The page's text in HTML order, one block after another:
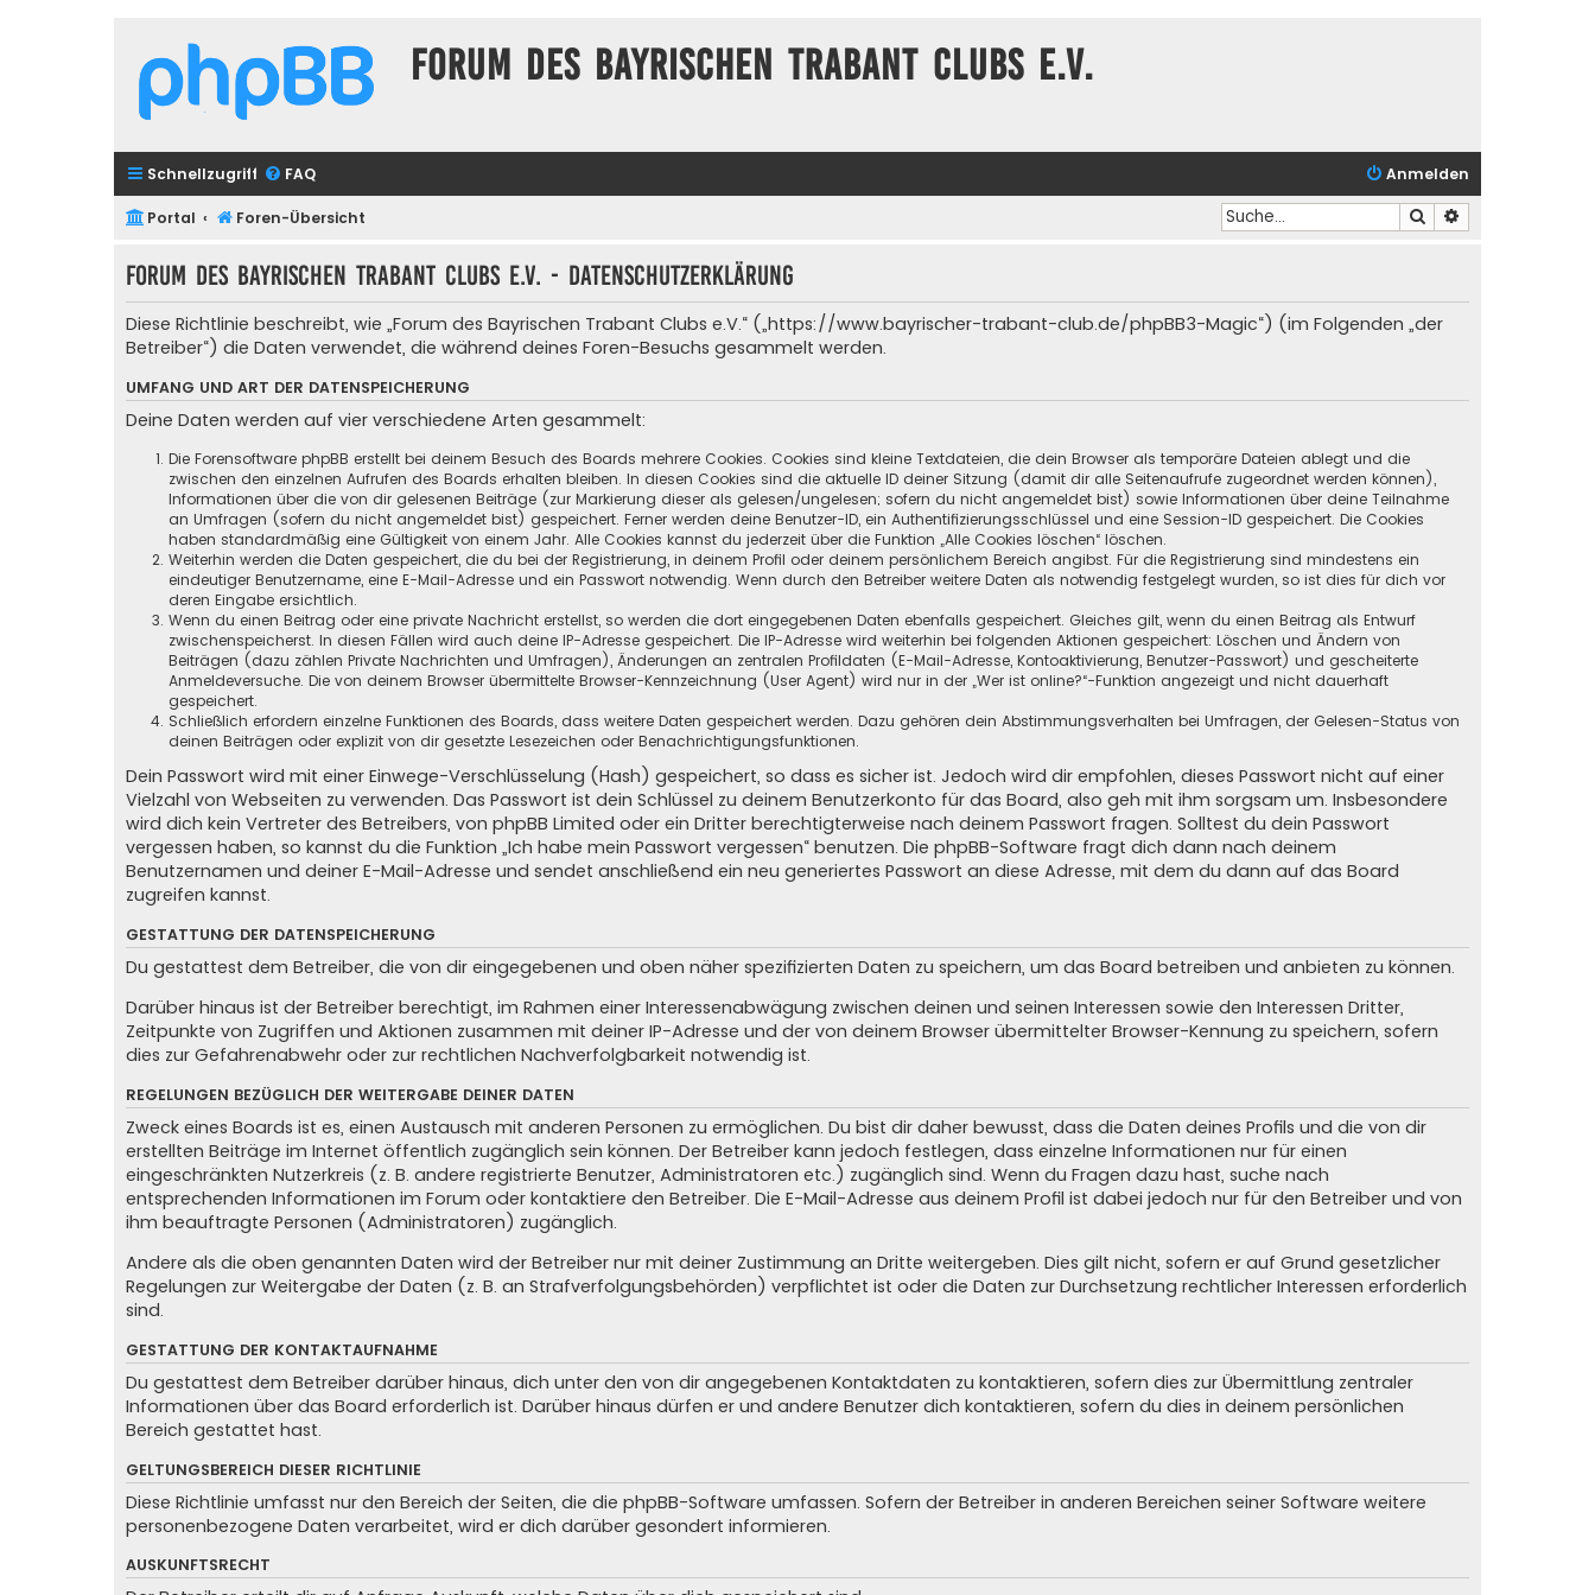
Forum des Bayrischen Trabant Clubs e.V.
Schnellzugriff FAQ Anmelden
Portal Foren-Übersicht Suche
Forum des Bayrischen Trabant Clubs e.V. - Datenschutzerklärung
Diese Richtlinie beschreibt, wie „Forum des Bayrischen Trabant Clubs e.V.“ („https://www.bayrischer-trabant-club.de/phpBB3-Magic“) (im Folgenden „der
Betreiber“) die Daten verwendet, die während deines Foren-Besuchs gesammelt werden.
UMFANG UND ART DER DATENSPEICHERUNG
Deine Daten werden auf vier verschiedene Arten gesammelt:
Die Forensoftware phpBB erstellt bei deinem Besuch des Boards mehrere Cookies. Cookies sind kleine Textdateien, die dein Browser als temporäre Dateien ablegt und die
zwischen den einzelnen Aufrufen des Boards erhalten bleiben. In diesen Cookies sind die aktuelle ID deiner Sitzung (damit dir alle Seitenaufrufe zugeordnet werden können),
Informationen über die von dir gelesenen Beiträge (zur Markierung dieser als gelesen/ungelesen; sofern du nicht angemeldet bist) sowie Informationen über deine Teilnahme
an Umfragen (sofern du nicht angemeldet bist) gespeichert. Ferner werden deine Benutzer-ID, ein Authentifizierungsschlüssel und eine Session-ID gespeichert. Die Cookies
haben standardmäßig eine Gültigkeit von einem Jahr. Alle Cookies kannst du jederzeit über die Funktion „Alle Cookies löschen“ löschen.
Weiterhin werden die Daten gespeichert, die du bei der Registrierung, in deinem Profil oder deinem persönlichem Bereich angibst. Für die Registrierung sind mindestens ein
eindeutiger Benutzername, eine E-Mail-Adresse und ein Passwort notwendig. Wenn durch den Betreiber weitere Daten als notwendig festgelegt wurden, so ist dies für dich vor
deren Eingabe ersichtlich.
Wenn du einen Beitrag oder eine private Nachricht erstellst, so werden die dort eingegebenen Daten ebenfalls gespeichert. Gleiches gilt, wenn du einen Beitrag als Entwurf
zwischenspeicherst. In diesen Fällen wird auch deine IP-Adresse gespeichert. Die IP-Adresse wird weiterhin bei folgenden Aktionen gespeichert: Löschen und Ändern von
Beiträgen (dazu zählen Private Nachrichten und Umfragen), Änderungen an zentralen Profildaten (E-Mail-Adresse, Kontoaktivierung, Benutzer-Passwort) und gescheiterte
Anmeldeversuche. Die von deinem Browser übermittelte Browser-Kennzeichnung (User Agent) wird nur in der „Wer ist online?“-Funktion angezeigt und nicht dauerhaft
gespeichert.
Schließlich erfordern einzelne Funktionen des Boards, dass weitere Daten gespeichert werden. Dazu gehören dein Abstimmungsverhalten bei Umfragen, der Gelesen-Status von
deinen Beiträgen oder explizit von dir gesetzte Lesezeichen oder Benachrichtigungsfunktionen.
Dein Passwort wird mit einer Einwege-Verschlüsselung (Hash) gespeichert, so dass es sicher ist. Jedoch wird dir empfohlen, dieses Passwort nicht auf einer
Vielzahl von Webseiten zu verwenden. Das Passwort ist dein Schlüssel zu deinem Benutzerkonto für das Board, also geh mit ihm sorgsam um. Insbesondere
wird dich kein Vertreter des Betreibers, von phpBB Limited oder ein Dritter berechtigterweise nach deinem Passwort fragen. Solltest du dein Passwort
vergessen haben, so kannst du die Funktion „Ich habe mein Passwort vergessen“ benutzen. Die phpBB-Software fragt dich dann nach deinem
Benutzernamen und deiner E-Mail-Adresse und sendet anschließend ein neu generiertes Passwort an diese Adresse, mit dem du dann auf das Board
zugreifen kannst.
GESTATTUNG DER DATENSPEICHERUNG
Du gestattest dem Betreiber, die von dir eingegebenen und oben näher spezifizierten Daten zu speichern, um das Board betreiben und anbieten zu können.
Darüber hinaus ist der Betreiber berechtigt, im Rahmen einer Interessenabwägung zwischen deinen und seinen Interessen sowie den Interessen Dritter,
Zeitpunkte von Zugriffen und Aktionen zusammen mit deiner IP-Adresse und der von deinem Browser übermittelter Browser-Kennung zu speichern, sofern
dies zur Gefahrenabwehr oder zur rechtlichen Nachverfolgbarkeit notwendig ist.
REGELUNGEN BEZÜGLICH DER WEITERGABE DEINER DATEN
Zweck eines Boards ist es, einen Austausch mit anderen Personen zu ermöglichen. Du bist dir daher bewusst, dass die Daten deines Profils und die von dir
erstellten Beiträge im Internet öffentlich zugänglich sein können. Der Betreiber kann jedoch festlegen, dass einzelne Informationen nur für einen
eingeschränkten Nutzerkreis (z. B. andere registrierte Benutzer, Administratoren etc.) zugänglich sind. Wenn du Fragen dazu hast, suche nach
entsprechenden Informationen im Forum oder kontaktiere den Betreiber. Die E-Mail-Adresse aus deinem Profil ist dabei jedoch nur für den Betreiber und von
ihm beauftragte Personen (Administratoren) zugänglich.
Andere als die oben genannten Daten wird der Betreiber nur mit deiner Zustimmung an Dritte weitergeben. Dies gilt nicht, sofern er auf Grund gesetzlicher
Regelungen zur Weitergabe der Daten (z. B. an Strafverfolgungsbehörden) verpflichtet ist oder die Daten zur Durchsetzung rechtlicher Interessen erforderlich
sind.
GESTATTUNG DER KONTAKTAUFNAHME
Du gestattest dem Betreiber darüber hinaus, dich unter den von dir angegebenen Kontaktdaten zu kontaktieren, sofern dies zur Übermittlung zentraler
Informationen über das Board erforderlich ist. Darüber hinaus dürfen er und andere Benutzer dich kontaktieren, sofern du dies in deinem persönlichen
Bereich gestattet hast.
GELTUNGSBEREICH DIESER RICHTLINIE
Diese Richtlinie umfasst nur den Bereich der Seiten, die die phpBB-Software umfassen. Sofern der Betreiber in anderen Bereichen seiner Software weitere
personenbezogene Daten verarbeitet, wird er dich darüber gesondert informieren.
AUSKUNFTSRECHT